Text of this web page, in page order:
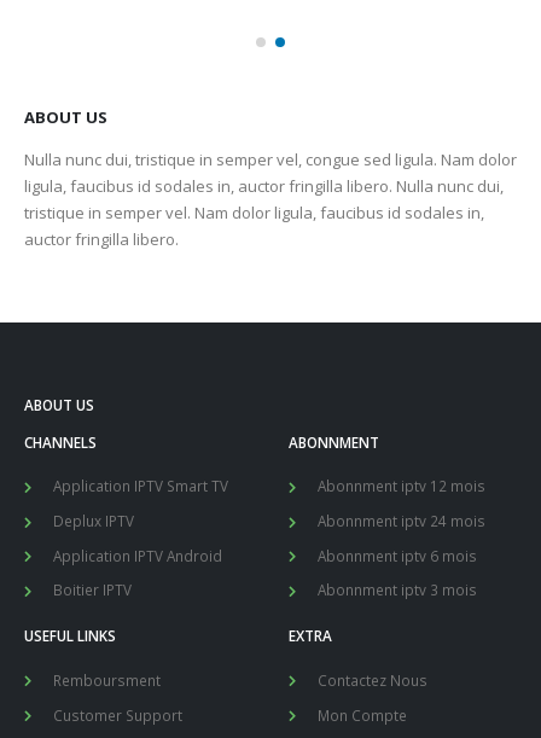
ABOUT US
Nulla nunc dui, tristique in semper vel, congue sed ligula. Nam dolor
ligula, faucibus id sodales in, auctor fringilla libero. Nulla nunc dui,
tristique in semper vel. Nam dolor ligula, faucibus id sodales in,
auctor fringilla libero.
ABOUT US
CHANNELS
Application IPTV Smart TV
Deplux IPTV
Application IPTV Android
Boitier IPTV
ABONNMENT
Abonnment iptv 12 mois
Abonnment iptv 24 mois
Abonnment iptv 6 mois
Abonnment iptv 3 mois
USEFUL LINKS
Remboursment
Customer Support
EXTRA
Contactez Nous
Mon Compte